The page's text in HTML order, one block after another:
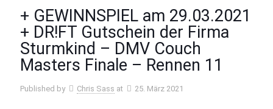
+ GEWINNSPIEL am 29.03.2021
+ DR!FT Gutschein der Firma
Sturmkind – DMV Couch
Masters Finale – Rennen 11
Published by Chris Sass at 25. März 2021